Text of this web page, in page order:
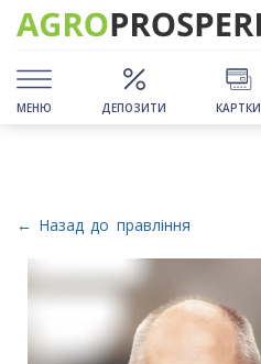
МЕНЮ ДЕПОЗИТИ КАРТКИ
← Назад до правління